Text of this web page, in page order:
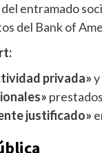
entramado
del Bank of
privada»y
justificado»